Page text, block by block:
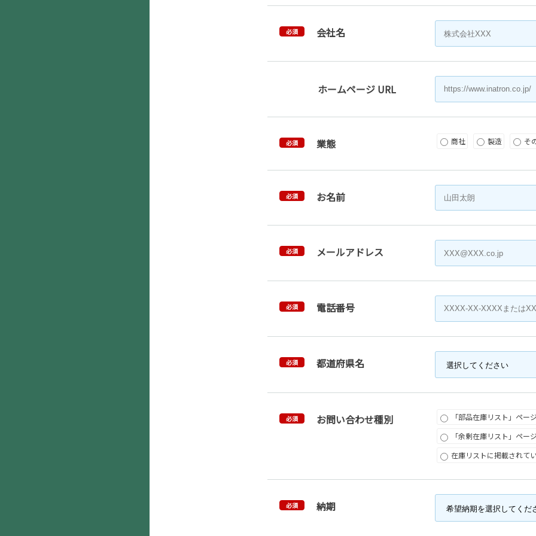
必須 会社名
ホームページ URL
必須 業態 商社 製造 そ
必須 お名前
必須 メールアドレス
必須 電話番号
必須 都道府県名
必須 お問い合わせ種別
「部品在庫リスト」ペー
「余剰在庫リスト」ペー
在庫リストに掲載されて
必須 納期